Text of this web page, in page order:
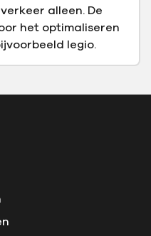
alleen. De
het optimaliseren
legio.